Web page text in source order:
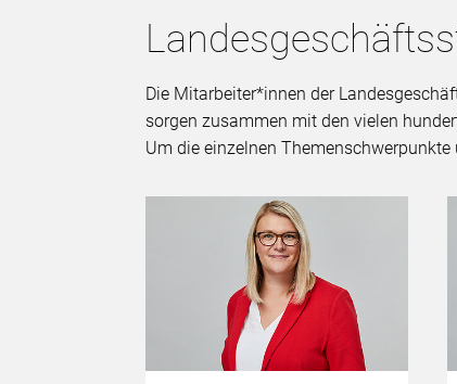
Die Mitarbeiter*innen der
sorgen zusammen mit den vielen
Um die einzelnen